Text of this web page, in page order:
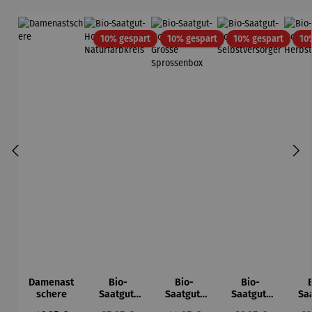
Damenast
schere
10% gespartRabatt
Bio-
Saatgut-
10% gespartRabatt
Bio-
Saatgut-
10% gespartRabatt
Bio-
Saatgut-